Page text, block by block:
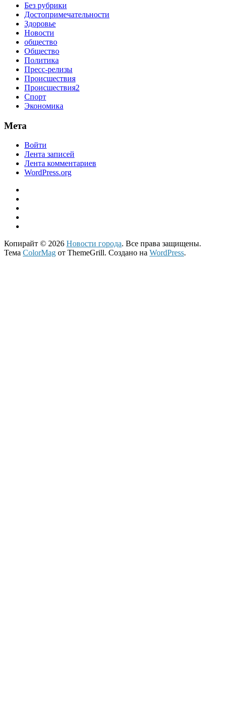
Без рубрики
Достопримечательности
Здоровье
Новости
общество
Общество
Политика
Пресс-релизы
Происшествия
Происшествия2
Спорт
Экономика
Мета
Войти
Лента записей
Лента комментариев
WordPress.org
Копирайт © 2026 Новости города. Все права защищены.
Тема ColorMag от ThemeGrill. Создано на WordPress.